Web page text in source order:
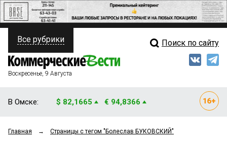
ПОЛИТИКА
ФИНАНСЫ
ОБЩЕСТВО
Свежий выпуск
Мнения
Все рубрики Поиск по сайту
Воскресенье, 9 Августа
В Омске: $ 82,1665 € 94,8366
Главная → Страницы c тегом "Болеслав БУКОВСКИЙ"